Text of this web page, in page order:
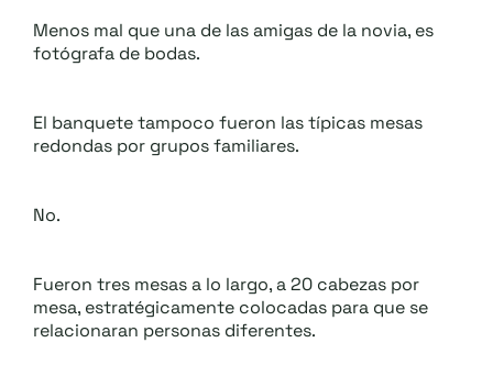
Menos mal que una de las amigas de la novia, es
fotógrafa de bodas.
El banquete tampoco fueron las típicas mesas
redondas por grupos familiares.
No.
Fueron tres mesas a lo largo, a 20 cabezas por
mesa, estratégicamente colocadas para que se
relacionaran personas diferentes.